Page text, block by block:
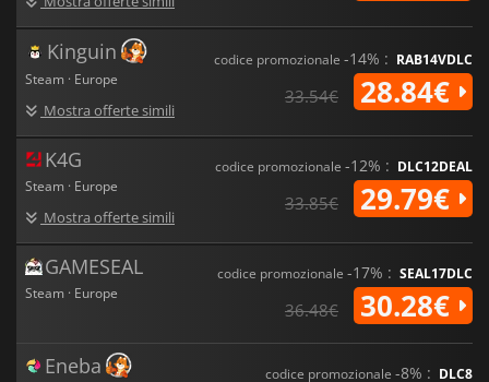
Kinguin
Steam · Europe
Mostra offerte simili
codice promozionale -14% : RAB14VDLC
33.54€ 28.84€
K4G
Steam · Europe
Mostra offerte simili
codice promozionale -12% : DLC12DEAL
33.85€ 29.79€
GAMESEAL
Steam · Europe
codice promozionale -17% : SEAL17DLC
36.48€ 30.28€
Eneba codice promozionale -8% : DLC8